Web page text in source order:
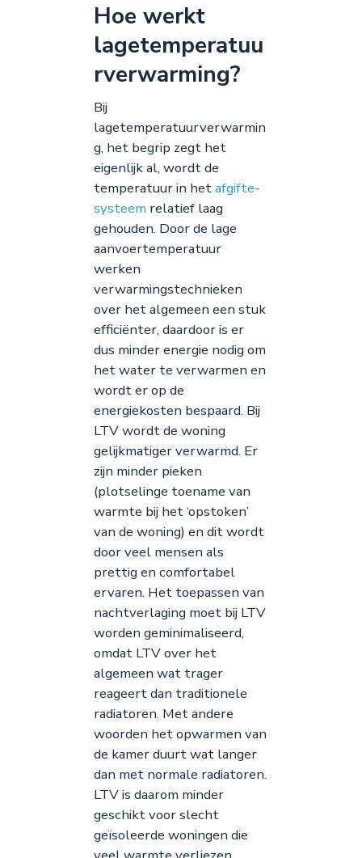
Hoe werkt
lagetemperatuu
rverwarming?
Bij
lagetemperatuurverwarmin
g, het begrip zegt het
eigenlijk al, wordt de
temperatuur in hetafgifte-
systeem relatief laag
gehouden. Door de lage
aanvoertemperatuur
werken
verwarmingstechnieken
over het algemeen een stuk
efficiënter, daardoor is er
dus minder energie nodig om
het water te verwarmen en
wordt er op de
energiekosten bespaard. Bij
LTV wordt de woning
gelijkmatiger verwarmd. Er
zijn minder pieken
(plotselinge toename van
warmte bij het ‘opstoken’
van de woning) en dit wordt
door veel mensen als
prettig en comfortabel
ervaren. Het toepassen van
nachtverlaging moet bij LTV
worden geminimaliseerd,
omdat LTV over het
algemeen wat trager
reageert dan traditionele
radiatoren. Met andere
woorden het opwarmen van
de kamer duurt wat langer
dan met normale radiatoren.
LTV is daarom minder
geschikt voor slecht
geïsoleerde woningen die